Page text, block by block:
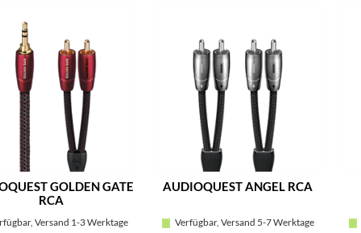
GOLDEN GATE
RCA
Versand 1-3 Werktage
AUDIOQUEST ANGEL RCA
Verfügbar, Versand 5-7 Werktage